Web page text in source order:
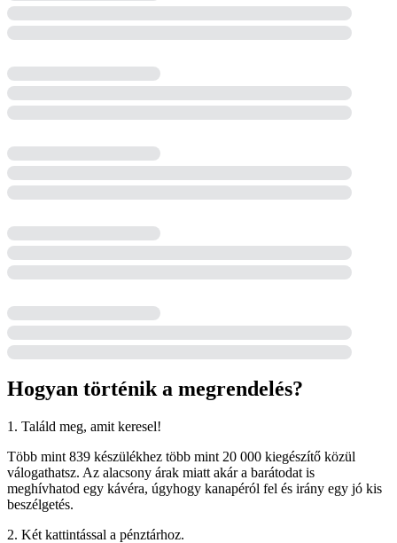
Hogyan történik a megrendelés?
1. Találd meg, amit keresel!
Több mint 839 készülékhez több mint 20 000 kiegészítő közül
válogathatsz. Az alacsony árak miatt akár a barátodat is
meghívhatod egy kávéra, úgyhogy kanapéról fel és irány egy jó kis
beszélgetés.
2. Két kattintással a pénztárhoz.